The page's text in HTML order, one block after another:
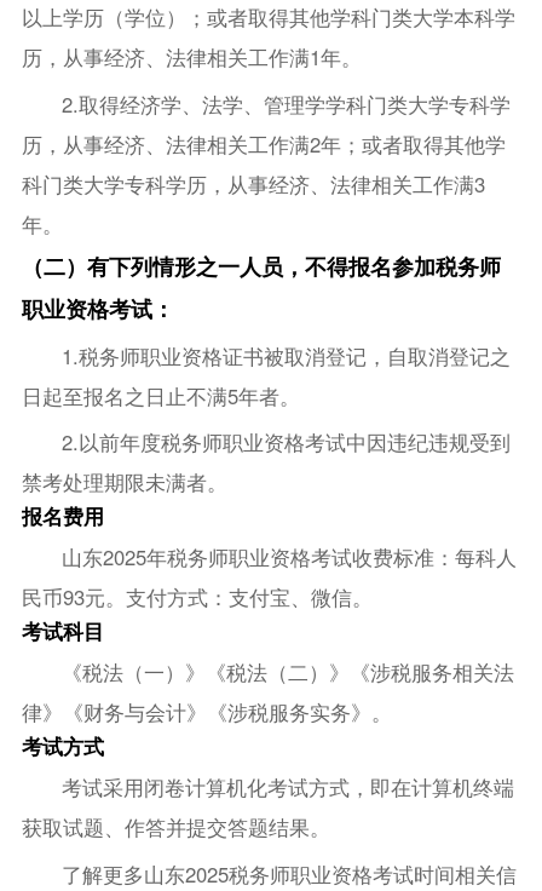
以上学历（学位）；或者取得其他学科门类大学本科学
历，从事经济、法律相关工作满1年。
2.取得经济学、法学、管理学学科门类大学专科学
历，从事经济、法律相关工作满2年；或者取得其他学
科门类大学专科学历，从事经济、法律相关工作满3
年。
（二）有下列情形之一人员，不得报名参加税务师
职业资格考试：
1.税务师职业资格证书被取消登记，自取消登记之
日起至报名之日止不满5年者。
2.以前年度税务师职业资格考试中因违纪违规受到
禁考处理期限未满者。
报名费用
山东2025年税务师职业资格考试收费标准：每科人
民币93元。支付方式：支付宝、微信。
考试科目
《税法（一）》《税法（二）》《涉税服务相关法
律》《财务与会计》《涉税服务实务》。
考试方式
考试采用闭卷计算机化考试方式，即在计算机终端
获取试题、作答并提交答题结果。
了解更多山东2025税务师职业资格考试时间相关信